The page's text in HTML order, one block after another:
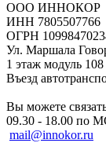
ООО ИННОКОР
ИНН 7805507766
ОГРН
Ул. Маршала
1 этаж модуль 108
Въезд
Вы можете
09.30 - 18.00 по
mail@innokor.ru